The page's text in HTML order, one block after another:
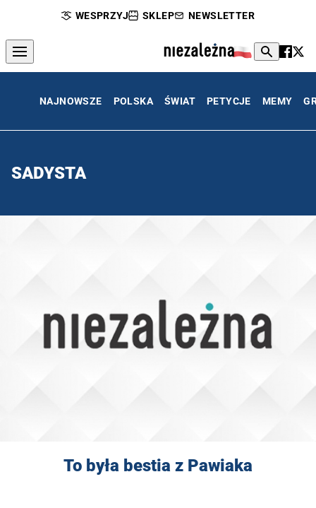
WESPRZYJ SKLEP NEWSLETTER
NAJNOWSZE POLSKA ŚWIAT PETYCJE MEMY
SADYSTA
To była bestia z Pawiaka